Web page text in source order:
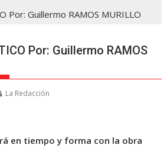
Por: Guillermo RAMOS MURILLO
Por: Guillermo RAMOS
La Redacción
en tiempo y forma con la obra